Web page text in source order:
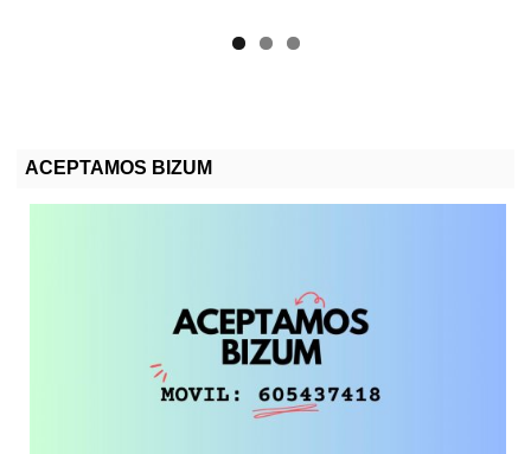
ACEPTAMOS BIZUM